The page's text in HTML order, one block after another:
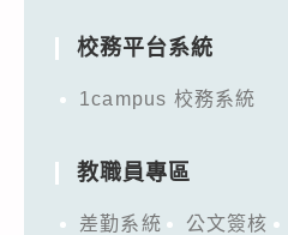
校務平台系統
1campus 校務系統
教職員專區
差勤系統 公文簽核